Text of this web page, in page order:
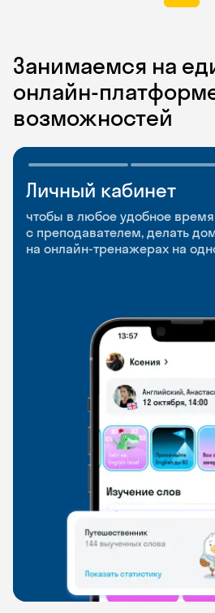
Занимаемся на
онлайн-
возможностей
Личный кабинет
чтобы в любое удобное
с преподавателем, делать
на онлайн-тренажерах на
Мобильное
приложение
чтобы заниматься и изучать
и когда удобно
Разговорные клубы
и Talks
Групповые занятия для
и индивидуальные встречи с